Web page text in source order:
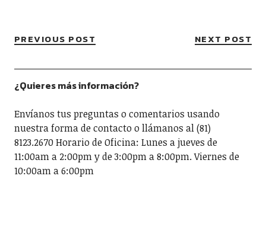
PREVIOUS POST NEXT POST
¿Quieres más información?
Envíanos tus preguntas o comentarios usando
nuestra forma de contacto o llámanos al (81)
8123.2670 Horario de Oficina: Lunes a jueves de
11:00am a 2:00pm y de 3:00pm a 8:00pm. Viernes de
10:00am a 6:00pm